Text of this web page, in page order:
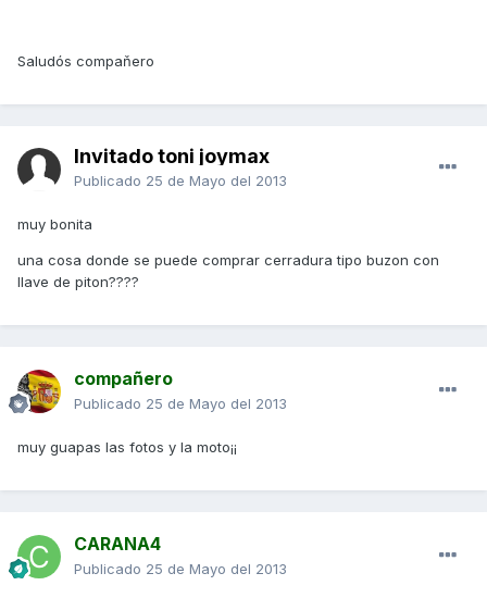
Saludós compaňero
Invitado toni joymax
Publicado 25 de Mayo del 2013
muy bonita
una cosa donde se puede comprar cerradura tipo buzon con
llave de piton????
compañero
Publicado 25 de Mayo del 2013
muy guapas las fotos y la moto¡¡
CARANA4
Publicado 25 de Mayo del 2013